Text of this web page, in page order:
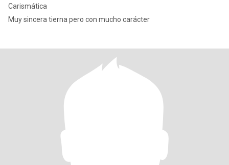
Carismática
Muy sincera tierna pero con mucho carácter